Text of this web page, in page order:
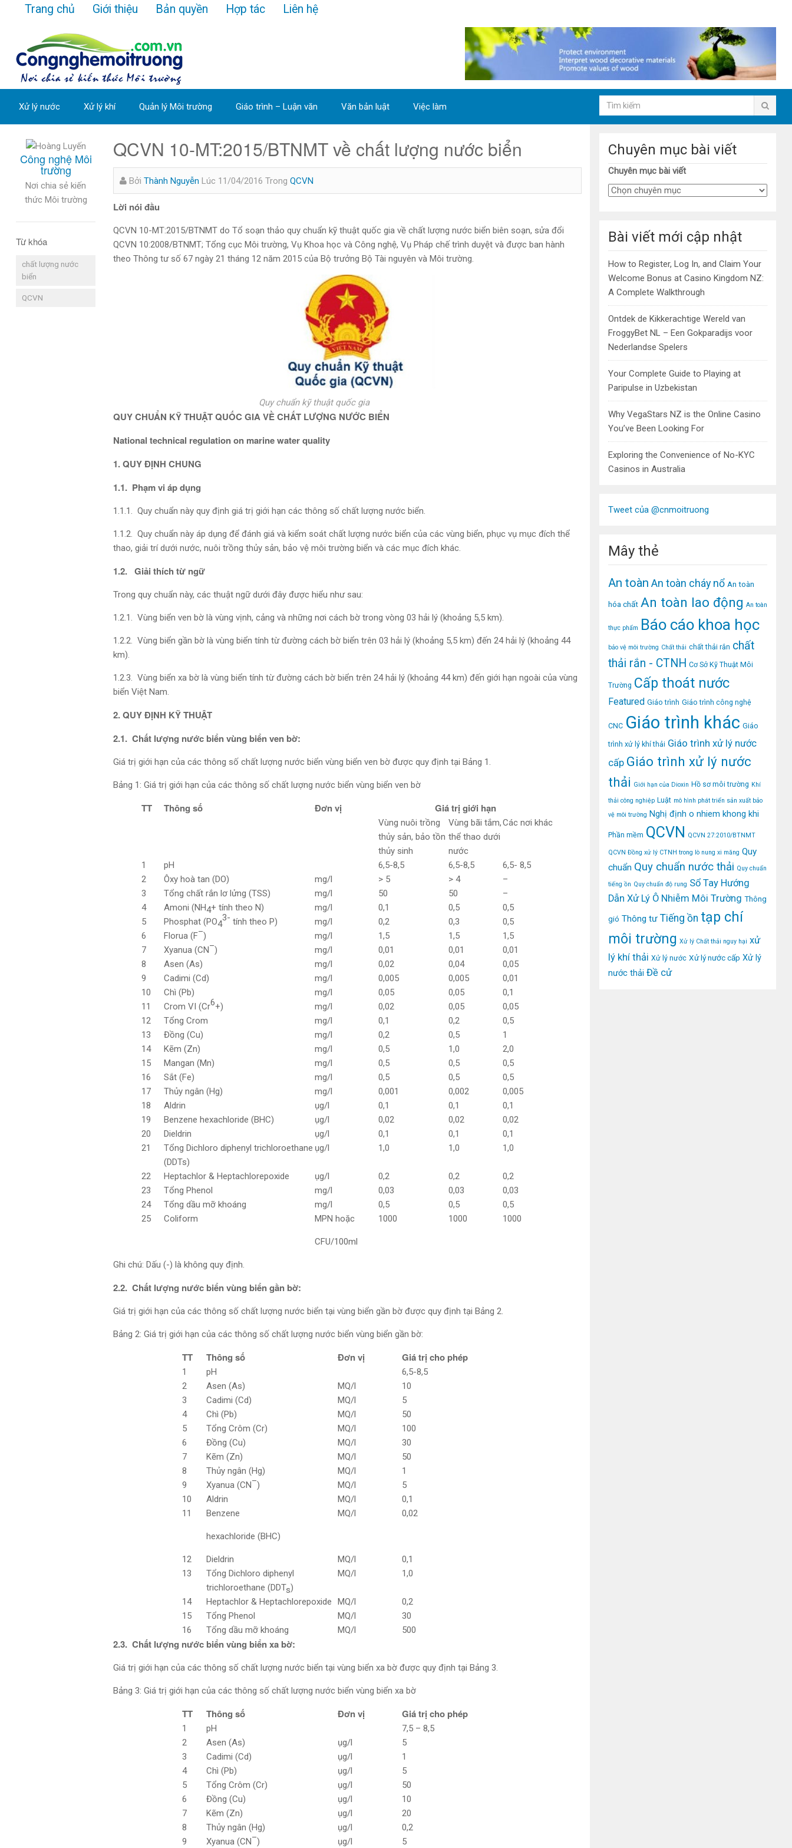
Trang chủ Giới thiệu Bản quyền Hợp tác Liên hệ
Xử lý nước Xử lý khí Quản lý Môi trường Giáo trình – Luận văn Văn bản luật Việc làm
Công nghệ Môi
trường
Nơi chia sẻ kiến
thức Môi trường
Từ khóa
chất lượng nước
biển
QCVN
QCVN 10-MT:2015/BTNMT về chất lượng nước biển
Bởi Thành Nguyễn Lúc 11/04/2016 Trong QCVN
Lời nói đầu
QCVN 10-MT:2015/BTNMT do Tổ soạn thảo quy chuẩn kỹ thuật quốc gia về chất lượng nước biển biên soạn, sửa đổi
QCVN 10:2008/BTNMT; Tổng cục Môi trường, Vụ Khoa học và Công nghệ, Vụ Pháp chế trình duyệt và được ban hành
theo Thông tư số 67 ngày 21 tháng 12 năm 2015 của Bộ trưởng Bộ Tài nguyên và Môi trường.
Quy chuẩn kỹ thuật quốc gia
QUY CHUẨN KỸ THUẬT QUỐC GIA VỀ CHẤT LƯỢNG NƯỚC BIỂN
National technical regulation on marine water quality
1. QUY ĐỊNH CHUNG
1.1. Phạm vi áp dụng
1.1.1. Quy chuẩn này quy định giá trị giới hạn các thông số chất lượng nước biển.
1.1.2. Quy chuẩn này áp dụng để đánh giá và kiểm soát chất lượng nước biển của các vùng biển, phục vụ mục đích thể
thao, giải trí dưới nước, nuôi trồng thủy sản, bảo vệ môi trường biển và các mục đích khác.
1.2. Giải thích từ ngữ
Trong quy chuẩn này, các thuật ngữ dưới đây được hiểu như sau:
1.2.1. Vùng biển ven bờ là vùng vịnh, cảng và những nơi cách bờ trong vòng 03 hải lý (khoảng 5,5 km).
1.2.2. Vùng biển gần bờ là vùng biển tính từ đường cách bờ biển trên 03 hải lý (khoảng 5,5 km) đến 24 hải lý (khoảng 44
km).
1.2.3. Vùng biển xa bờ là vùng biển tính từ đường cách bờ biển trên 24 hải lý (khoảng 44 km) đến giới hạn ngoài của vùng
biển Việt Nam.
2. QUY ĐỊNH KỸ THUẬT
2.1. Chất lượng nước biển vùng biển ven bờ:
Giá trị giới hạn của các thông số chất lượng nước biển vùng biển ven bờ được quy định tại Bảng 1.
Bảng 1: Giá trị giới hạn của các thông số chất lượng nước biển vùng biển ven bờ
TT Thông số Đơn vị Giá trị giới hạn
Vùng nuôi trồng
thủy sản, bảo tồn
thủy sinh
Vùng bãi tắm,
thể thao dưới
nước
Các nơi khác
1 pH 6,5-8,5 6,5-8,5
6,5- 8,5
2
Ôxy hoà tan (DO) mg/l > 5 > 4
–
3
Tổng chất rắn lơ lửng (TSS) mg/l 50 50
–
4
Amoni (NH4+ tính theo N) mg/l 0,1 0,5
0,5
5
Phosphat (PO4
3- tính theo P) mg/l 0,2 0,3
0,5
6
Florua (F–) mg/l 1,5 1,5
1,5
7
Xyanua (CN–) mg/l 0,01 0,01
0,01
8
Asen (As) mg/l 0,02 0,04
0,05
9
Cadimi (Cd) mg/l 0,005 0,005
0,01
10
Chì (Pb) mg/l 0,05 0,05
0,1
11
Crom VI (Cr6+) mg/l 0,02 0,05
0,05
12
Tổng Crom mg/l 0,1 0,2
0,5
13
Đồng (Cu) mg/l 0,2 0,5
1
14
Kẽm (Zn) mg/l 0,5 1,0
2,0
15
Mangan (Mn) mg/l 0,5 0,5
0,5
16
Sắt (Fe) mg/l 0,5 0,5
0,5
17
Thủy ngân (Hg) mg/l 0,001 0,002
0,005
18
Aldrin ụg/l 0,1 0,1
0,1
19
Benzene hexachloride (BHC) ụg/l 0,02 0,02
0,02
20
Dieldrin ụg/l 0,1 0,1
0,1
21
Tổng Dichloro diphenyl trichloroethane
(DDTs)
ụg/l 1,0 1,0 1,0
22 Heptachlor & Heptachlorepoxide ụg/l 0,2 0,2
0,2
23
Tổng Phenol mg/l 0,03 0,03
0,03
24
Tổng dầu mỡ khoáng mg/l 0,5 0,5
0,5
25
Coliform MPN hoặc
CFU/100ml
1000 1000 1000
Ghi chú: Dấu (-) là không quy định.
2.2. Chất lượng nước biển vùng biển gần bờ:
Giá trị giới hạn của các thông số chất lượng nước biển tại vùng biển gần bờ được quy định tại Bảng 2.
Bảng 2: Giá trị giới hạn của các thông số chất lượng nước biển vùng biển gần bờ:
TT Thông số Đơn vị Giá trị cho phép
1 pH
6,5-8,5
2
Asen (As) MQ/l
10
3
Cadimi (Cd) MQ/l
5
4
Chì (Pb) MQ/l
50
5
Tổng Crôm (Cr) MQ/l
100
6
Đồng (Cu) MQ/l
30
7
Kẽm (Zn) MQ/l
50
8
Thủy ngân (Hg) MQ/l
1
9
Xyanua (CN–) MQ/l
5
10
Aldrin MQ/l
0,1
11
Benzene
hexachloride (BHC)
MQ/l 0,02
12 Dieldrin MQ/l
0,1
13
Tổng Dichloro diphenyl
trichloroethane (DDTs)
MQ/l 1,0
14 Heptachlor & Heptachlorepoxide MQ/l
0,2
15
Tổng Phenol MQ/l
30
16
Tổng dầu mỡ khoáng MQ/l 500
2.3. Chất lượng nước biển vùng biển xa bờ:
Giá trị giới hạn của các thông số chất lượng nước biển tại vùng biển xa bờ được quy định tại Bảng 3.
Bảng 3: Giá trị giới hạn của các thông số chất lượng nước biển vùng biển xa bờ
TT Thông số Đơn vị Giá trị cho phép
1 pH
7,5 – 8,5
2
Asen (As) ụg/l
5
3
Cadimi (Cd) ụg/l
1
4
Chì (Pb) ụg/l
5
5
Tổng Crôm (Cr) ụg/l
50
6
Đồng (Cu) ụg/l
10
7
Kẽm (Zn) ụg/l
20
8
Thủy ngân (Hg) ụg/l
0,2
9
Xyanua (CN–) ụg/l
5
Chuyên mục bài viết
Chuyên mục bài viết
Bài viết mới cập nhật
How to Register, Log In, and Claim Your
Welcome Bonus at Casino Kingdom NZ:
A Complete Walkthrough
Ontdek de Kikkerachtige Wereld van
FroggyBet NL – Een Gokparadijs voor
Nederlandse Spelers
Your Complete Guide to Playing at
Paripulse in Uzbekistan
Why VegaStars NZ is the Online Casino
You’ve Been Looking For
Exploring the Convenience of No-KYC
Casinos in Australia
Tweet của @cnmoitruong
Mây thẻ
An toàn An toàn cháy nổ An toàn
hóa chất An toàn lao động An toàn
thực phẩm Báo cáo khoa học
bảo vệ môi trường Chất thải chất thải rắn chất
thải rắn - CTNH Cơ Sở Kỹ Thuật Môi
Trường Cấp thoát nước
Featured Giáo trình Giáo trình công nghệ
CNC Giáo trình khác Giáo
trình xử lý khí thải Giáo trình xử lý nước
cấp Giáo trình xử lý nước
thải Giới hạn của Dioxin Hồ sơ môi trường Khí
thải công nghiệp Luật mô hình phát triển sản xuất bảo
vệ môi trường Nghị định o nhiem khong khi
Phần mềm QCVN QCVN 27:2010/BTNMT
QCVN Đồng xử lý CTNH trong lò nung xi măng Quy
chuẩn Quy chuẩn nước thải Quy chuẩn
tiếng ồn Quy chuẩn độ rung Sổ Tay Hướng
Dẫn Xử Lý Ô Nhiễm Môi Trường Thông
gió Thông tư Tiếng ồn tạp chí
môi trường Xử lý Chất thải nguy hại xử
lý khí thải Xử lý nước Xử lý nước cấp Xử lý
nước thải Đề cử